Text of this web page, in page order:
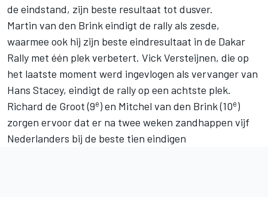
de eindstand, zijn beste resultaat tot dusver.
Martin van den Brink eindigt de rally als zesde,
waarmee ook hij zijn beste eindresultaat in de Dakar
Rally met één plek verbetert. Vick Versteijnen, die op
het laatste moment werd ingevlogen als vervanger van
Hans Stacey, eindigt de rally op een achtste plek.
Richard de Groot (9e) en Mitchel van den Brink (10e)
zorgen ervoor dat er na twee weken zandhappen vijf
Nederlanders bij de beste tien eindigen